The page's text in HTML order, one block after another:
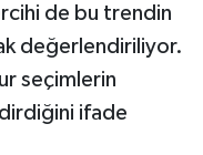
de bu trendin
değerlendiriliyor.
seçimlerin
ifade